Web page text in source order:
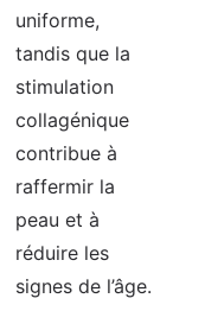
uniforme,
tandis que la
stimulation
collagénique
contribue à
raffermir la
peau et à
réduire les
signes de l’âge.